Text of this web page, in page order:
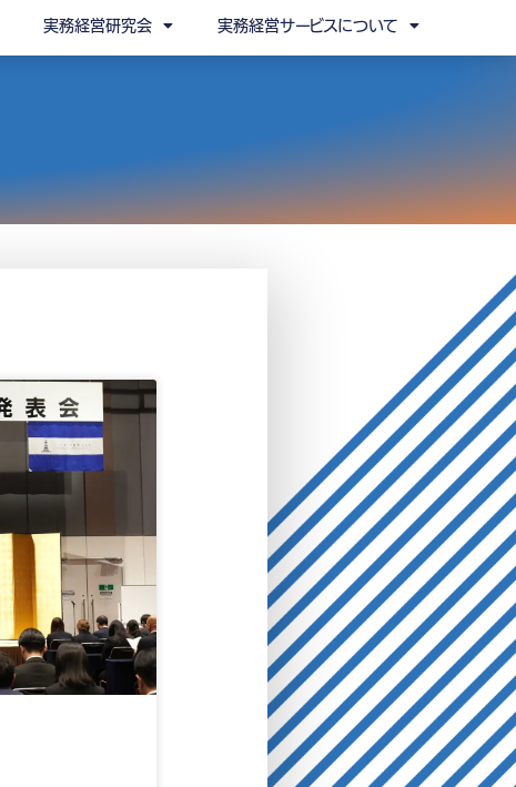
実務経営研究会 実務経営サービスについて